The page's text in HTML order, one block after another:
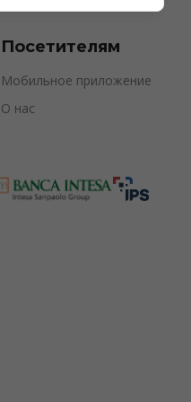
Посетителям
Мобильное приложение
О нас